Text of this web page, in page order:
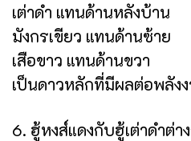
เต่าดำ แทนด้านหลังบ้าน
มังกรเขียว แทนด้านซ้าย
เสือขาว แทนด้านขวา
เป็นดาวหลักที่มีผลต่อพลัง
6. ฮู้หงส์แดงกับฮู้เต่าดำต่า